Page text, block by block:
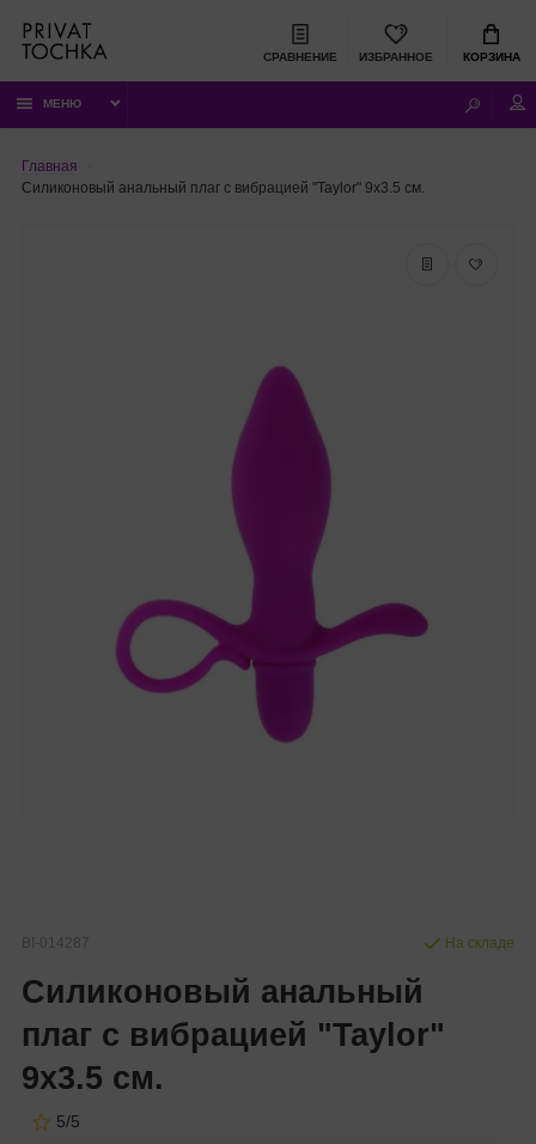
СРАВНЕНИЕ ИЗБРАННОЕ КОРЗИНА
МЕНЮ
Главная
Силиконовый анальный плаг с вибрацией "Taylor" 9х3.5 см.
BI-014287
Силиконовый анальный
плаг с вибрацией "Taylor"
9х3.5 см.
5/5
На складе